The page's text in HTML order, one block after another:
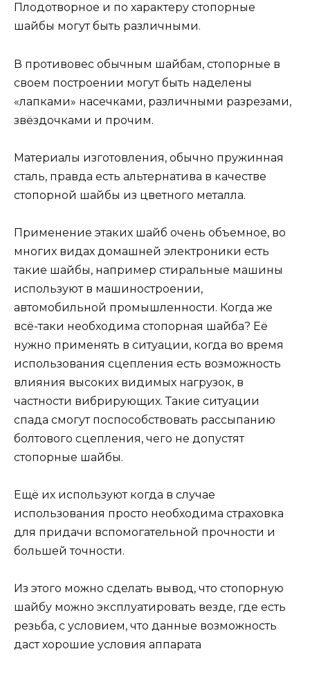
Плодотворное и по характеру стопорные
шайбы могут быть различными.
В противовес обычным шайбам, стопорные в
своем построении могут быть наделены
«лапками» насечками, различными разрезами,
звёздочками и прочим.
Материалы изготовления, обычно пружинная
сталь, правда есть альтернатива в качестве
стопорной шайбы из цветного металла.
Применение этаких шайб очень объемное, во
многих видах домашней электроники есть
такие шайбы, например стиральные машины
используют в машиностроении,
автомобильной промышленности. Когда же
всё-таки необходима стопорная шайба? Её
нужно применять в ситуации, когда во время
использования сцепления есть возможность
влияния высоких видимых нагрузок, в
частности вибрирующих. Такие ситуации
спада смогут поспособствовать рассыпанию
болтового сцепления, чего не допустят
стопорные шайбы.
Ещё их используют когда в случае
использования просто необходима страховка
для придачи вспомогательной прочности и
большей точности.
Из этого можно сделать вывод, что стопорную
шайбу можно эксплуатировать везде, где есть
резьба, с условием, что данные возможность
даст хорошие условия аппарата